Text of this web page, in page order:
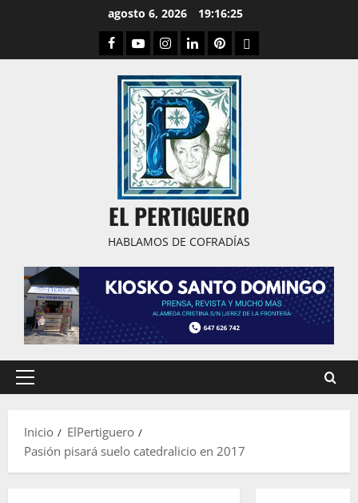
agosto 6, 2026 19:16:26
Facebook
YoutubeInstagram
LinkedPinterestDribbble
EL PERTIGUERO
HABLAMOS DE COFRADÍAS
Menú
Inicio
ElPertiguero
Pasión pisará suelo catedralicio en 2017